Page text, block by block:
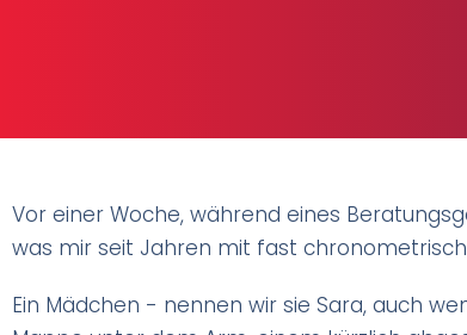
Vor einer Woche, während eines
was mir seit Jahren mit fast
Ein Mädchen - nennen wir sie Sara, auch